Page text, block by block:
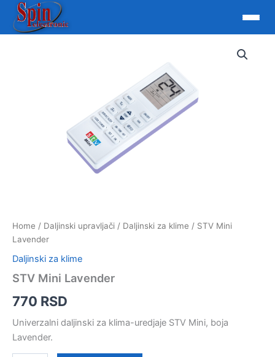
Home / Daljinski upravljači / Daljinski za klime / STV Mini
Lavender
Daljinski za klime
STV Mini Lavender
770 RSD
Univerzalni daljinski za klima-uredjaje STV Mini, boja
Lavender.